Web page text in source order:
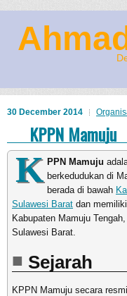
30 December 2014
KPPN Mamuju
K PPN Mamuju
berkedudukan di
berada di bawah
Sulawesi Barat dan
Kabupaten Mamuju
Sulawesi Barat.
Sejarah
KPPN Mamuju secara